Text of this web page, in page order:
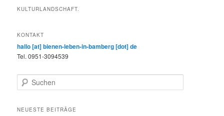
KULTURLANDSCHAFT.
KONTAKT
hallo [at] bienen-leben-in-bamberg [dot] de
Tel. 0951-3094539
u
h
NEUESTE BEITRÄGE